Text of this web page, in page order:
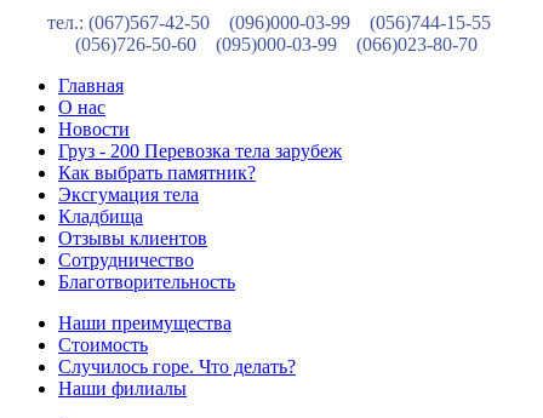
тел.: (067)567-42-50 (096)000-03-99
(056)744-15-55
(056)726-50-60
(095)000-03-99
(066)023-80-70
Главная
О нас
Новости
Груз - 200 Перевозка тела зарубеж
Как выбрать памятник?
Эксгумация тела
Кладбища
Отзывы клиентов
Сотрудничество
Благотворительность
Наши преимущества
Стоимость
Случилось горе. Что делать?
Наши филиалы